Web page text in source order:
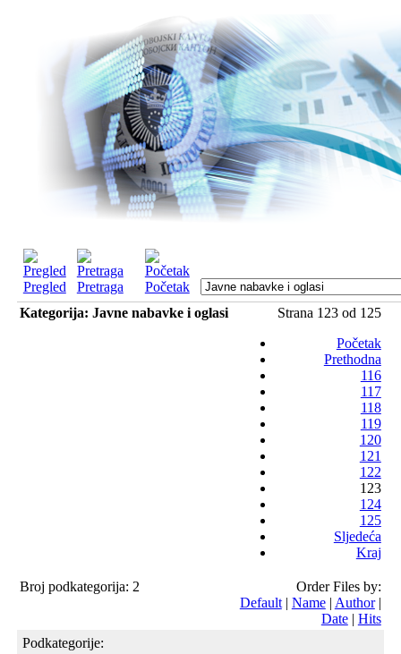
Pregled Pretraga
Početak
Kategorija: Javne nabavke i oglasi
Strana 123 od 125
Početak
Prethodna
116
117
118
119
120
121
122
123
124
125
Sljedeća
Kraj
Broj podkategorija: 2
Order Files by:
Default| Name| Author|
Date| Hits
Podkategorije: